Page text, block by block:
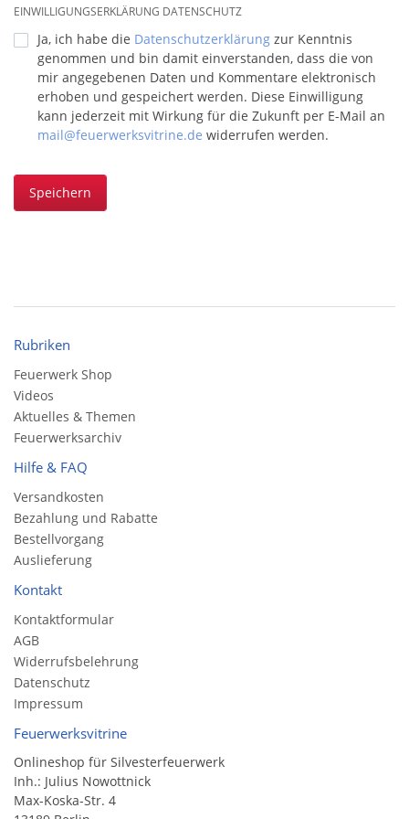
EINWILLIGUNGSERKLÄRUNG DATENSCHUTZ
Ja, ich habe die Datenschutzerklärung zur Kenntnis
genommen und bin damit einverstanden, dass die von
mir angegebenen Daten und Kommentare elektronisch
erhoben und gespeichert werden. Diese Einwilligung
kann jederzeit mit Wirkung für die Zukunft per E-Mail an
mail@feuerwerksvitrine.de widerrufen werden.
Speichern
Rubriken
Feuerwerk Shop
Videos
Aktuelles & Themen
Feuerwerksarchiv
Hilfe & FAQ
Versandkosten
Bezahlung und Rabatte
Bestellvorgang
Auslieferung
Kontakt
Kontaktformular
AGB
Widerrufsbelehrung
Datenschutz
Impressum
Feuerwerksvitrine
Onlineshop für Silvesterfeuerwerk
Inh.: Julius Nowottnick
Max-Koska-Str. 4